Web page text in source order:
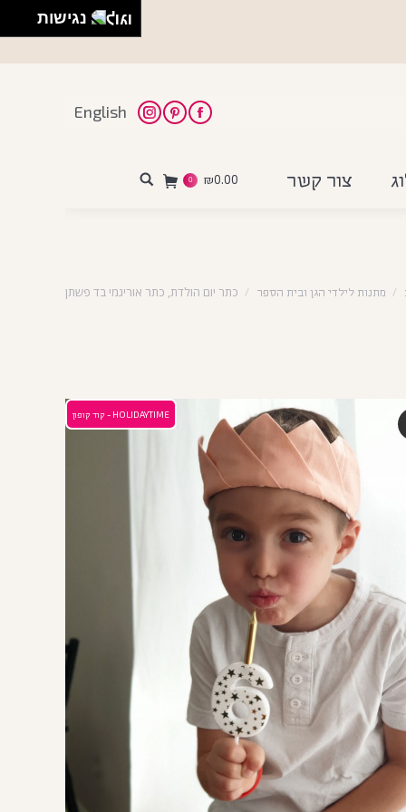
Facebook
Pinterest
Instagram
English
צור קשר ₪0.00
0
Search:
מתנות לילדי הגן ובית הספר כתר יום הולדת, כתר אוריגמי בד פשתן
HOLIDAYTIME - קוד קופון
נגישות